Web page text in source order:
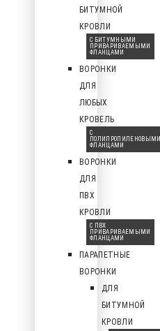
БИТУМНОЙ
КРОВЛИ
С БИТУМНЫМИ
ПРИВАРИВАЕМЫМИ
ФЛАНЦАМИ
ВОРОНКИ
ДЛЯ
ЛЮБЫХ
КРОВЕЛЬ
С
ПОЛИПРОПИЛЕНОВЫМИ
ФЛАНЦАМИ
ВОРОНКИ
ДЛЯ
ПВХ
КРОВЛИ
С ПВХ
ПРИВАРИВАЕМЫМИ
ФЛАНЦАМИ
ПАРАПЕТНЫЕ
ВОРОНКИ
ДЛЯ
БИТУМНОЙ
КРОВЛИ